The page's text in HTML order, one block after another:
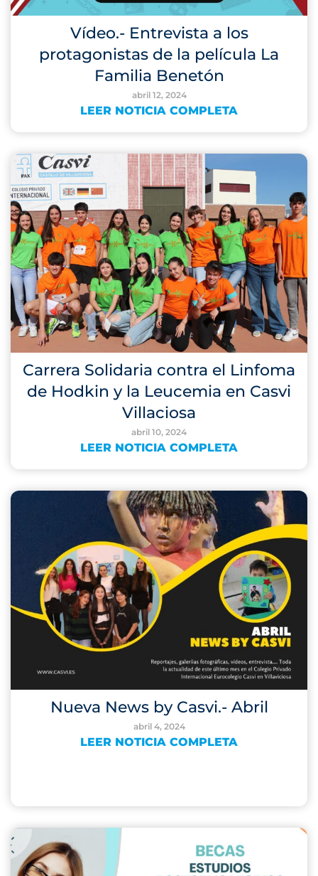
Vídeo.- Entrevista a los
protagonistas de la película La
Familia Benetón
abril 12, 2024
LEER NOTICIA COMPLETA
Carrera Solidaria contra el Linfoma
de Hodkin y la Leucemia en Casvi
Villaciosa
abril 10, 2024
LEER NOTICIA COMPLETA
Nueva News by Casvi.- Abril
abril 4, 2024
LEER NOTICIA COMPLETA